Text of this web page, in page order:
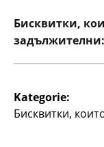
Устойчивост
Информация за
Бисквитки,
Kategorie:
Бисквитки,